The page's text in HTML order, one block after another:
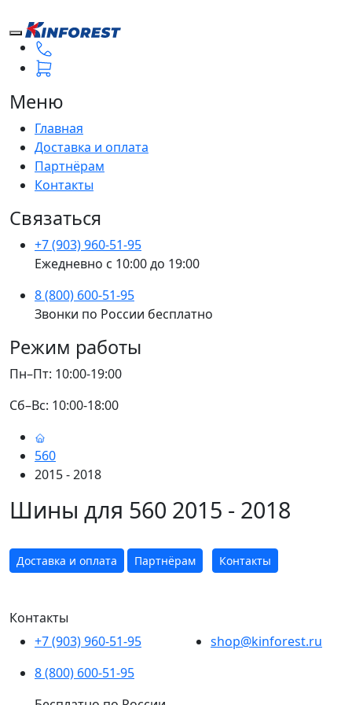
Меню
Главная
Доставка и оплата
Партнёрам
Контакты
Связаться
+7 (903) 960-51-95
Ежедневно с 10:00 до 19:00
8 (800) 600-51-95
Звонки по России бесплатно
Режим работы
Пн–Пт: 10:00-19:00
Сб–Вс: 10:00-18:00
560
2015 - 2018
Шины для 560 2015 - 2018
Доставка и оплата Партнёрам Контакты
Контакты
+7 (903) 960-51-95
8 (800) 600-51-95
shop@kinforest.ru